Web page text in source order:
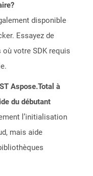
disponible
Essayez de
où votre SDK requis
Aspose.Total à
du débutant
l’initialisation
mais aide